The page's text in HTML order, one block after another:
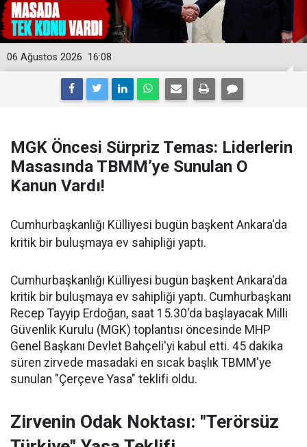
16:08
06 Ağustos 2026
MGK Öncesi Sürpriz Temas: Liderlerin
Masasında TBMM’ye Sunulan O
Kanun Vardı!
Cumhurbaşkanlığı Külliyesi bugün başkent Ankara'da
kritik bir buluşmaya ev sahipliği yaptı.
Cumhurbaşkanlığı Külliyesi bugün başkent Ankara'da
kritik bir buluşmaya ev sahipliği yaptı. Cumhurbaşkanı
Recep Tayyip Erdoğan, saat 15.30'da başlayacak Milli
Güvenlik Kurulu (MGK) toplantısı öncesinde MHP
Genel Başkanı Devlet Bahçeli'yi kabul etti. 45 dakika
süren zirvede masadaki en sıcak başlık TBMM'ye
sunulan "Çerçeve Yasa" teklifi oldu.
Zirvenin Odak Noktası: "Terörsüz